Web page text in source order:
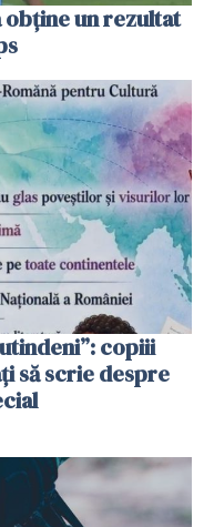
obține un rezultat
copiii
să scrie despre